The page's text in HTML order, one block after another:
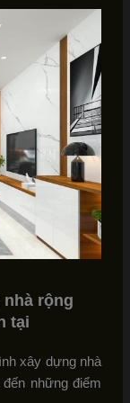
rộng
tại
xây dựng nhà
những điểm